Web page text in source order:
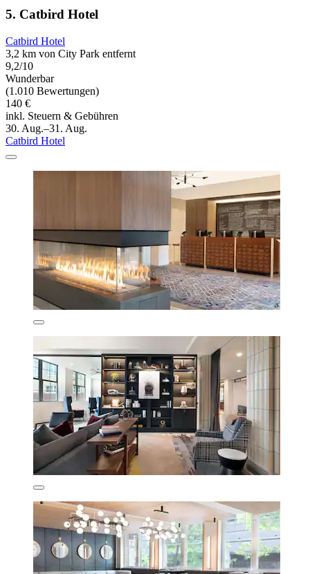
5. Catbird Hotel
Catbird Hotel
3,2 km von City Park entfernt
9,2/10
Wunderbar
(1.010 Bewertungen)
140 €
inkl. Steuern & Gebühren
30. Aug.–31. Aug.
Catbird Hotel